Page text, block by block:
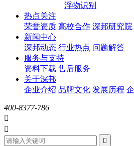
浮物识别
热点关注
荣誉资质 高校合作 深邦研究院
新闻中心
深邦动态 行业热点 问题解答
服务与支持
资料下载 售后服务
关于深邦
企业介绍 品牌文化 发展历程
400-8377-786


